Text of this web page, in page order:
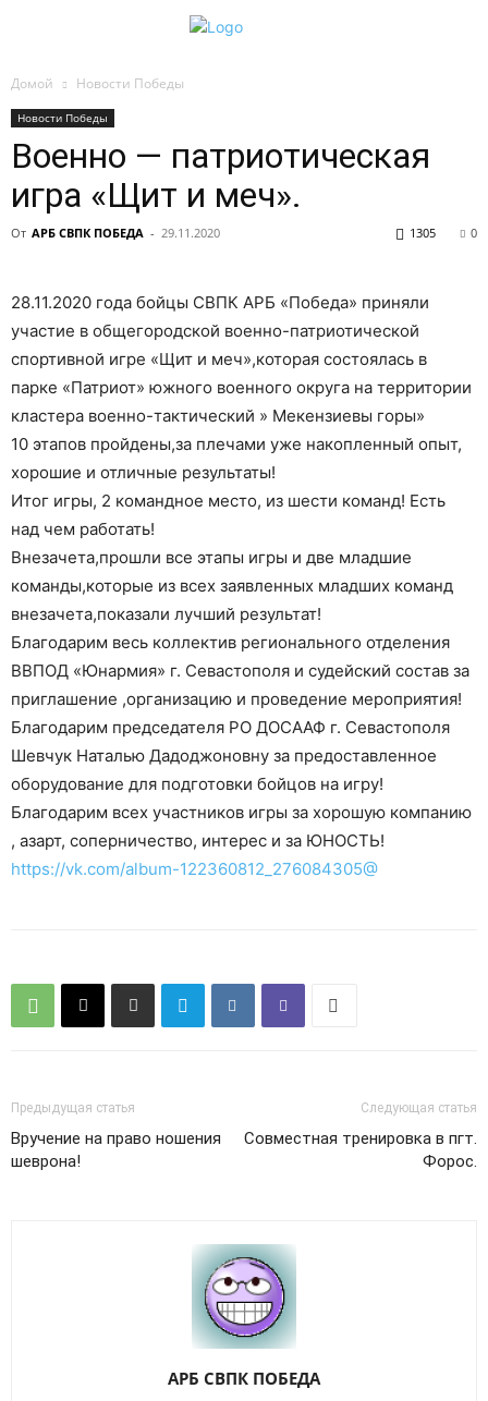
Домой Новости Победы
Новости Победы
Военно — патриотическая
игра «Щит и меч».
От АРБ СВПК ПОБЕДА - 29.11.2020 0
1305
28.11.2020 года бойцы СВПК АРБ «Победа» приняли
участие в общегородской военно-патриотической
спортивной игре «Щит и меч»,которая состоялась в
парке «Патриот» южного военного округа на территории
кластера военно-тактический » Мекензиевы горы»
10 этапов пройдены,за плечами уже накопленный опыт,
хорошие и отличные результаты!
Итог игры, 2 командное место, из шести команд! Есть
над чем работать!
Внезачета,прошли все этапы игры и две младшие
команды,которые из всех заявленных младших команд
внезачета,показали лучший результат!
Благодарим весь коллектив регионального отделения
ВВПОД «Юнармия» г. Севастополя и судейский состав за
приглашение ,организацию и проведение мероприятия!
Благодарим председателя РО ДОСААФ г. Севастополя
Шевчук Наталью Дадоджоновну за предоставленное
оборудование для подготовки бойцов на игру!
Благодарим всех участников игры за хорошую компанию
, азарт, соперничество, интерес и за ЮНОСТЬ!
https://vk.com/album-122360812_276084305@
Предыдущая статья
Вручение на право ношения
шеврона!
Следующая статья
Совместная тренировка в пгт.
Форос.
АРБ СВПК ПОБЕДА